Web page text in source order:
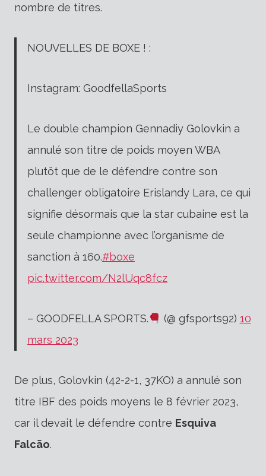
nombre de titres.
NOUVELLES DE BOXE ! :
Instagram: GoodfellaSports
Le double champion Gennadiy Golovkin a
annulé son titre de poids moyen WBA
plutôt que de le défendre contre son
challenger obligatoire Erislandy Lara, ce qui
signifie désormais que la star cubaine est la
seule championne avec l’organisme de
sanction à 160.#boxe
pic.twitter.com/N2lUqc8fcz
– GOODFELLA SPORTS. (@ gfsports92) 10
mars 2023
De plus, Golovkin (42-2-1, 37KO) a annulé son
titre IBF des poids moyens le 8 février 2023,
car il devait le défendre contre Esquiva
Falcão.